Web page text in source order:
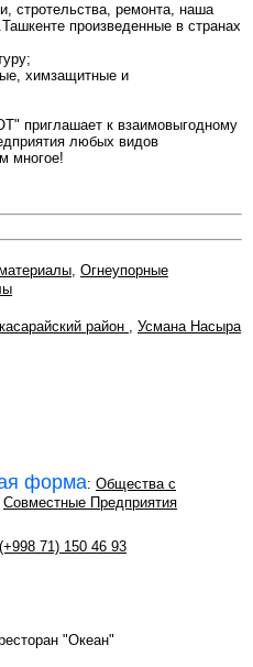
стротельства, ремонта, наша
произведенные в странах
химзащитные и
приглашает к взаимовыгодному
любых видов
многое!
, Огнеупорные
район , Усмана Насыра
форма: Общества с
Совместные Предприятия
(+998 71) 150 46 93
"Океан"